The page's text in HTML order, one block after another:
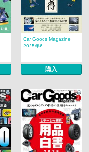
Car Goods Magazine
2025年6...
購入